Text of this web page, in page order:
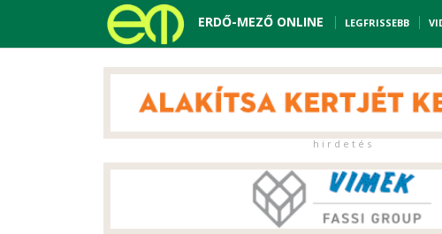
ERDŐ-MEZŐ ONLINE LEGFRISSEBB
h i r d e t é s